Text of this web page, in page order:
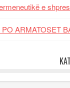
e
PO ARMATOSET